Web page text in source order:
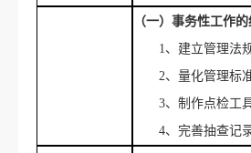
（一）事务性工作
1、建立管理法
2、量化管理标
3、制作点检工
4、完善抽查记